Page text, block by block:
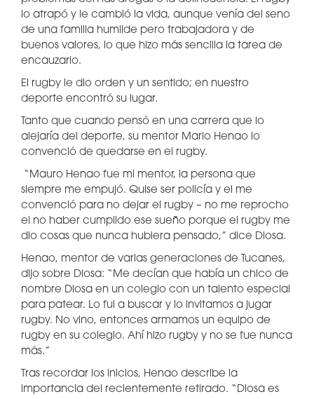
lo atrapó y le cambió la vida, aunque venía del seno
de una familia humilde pero trabajadora y de
buenos valores, lo que hizo más sencilla la tarea de
encauzarlo.
El rugby le dio orden y un sentido; en nuestro
deporte encontró su lugar.
Tanto que cuando pensó en una carrera que lo
alejaría del deporte, su mentor Mario Henao lo
convenció de quedarse en el rugby.
“Mauro Henao fue mi mentor, la persona que
siempre me empujó. Quise ser policía y el me
convenció para no dejar el rugby – no me reprocho
el no haber cumplido ese sueño porque el rugby me
dio cosas que nunca hubiera pensado,” dice Diosa.
Henao, mentor de varias generaciones de Tucanes,
dijo sobre Diosa: “Me decían que había un chico de
nombre Diosa en un colegio con un talento especial
para patear. Lo fui a buscar y lo invitamos a jugar
rugby. No vino, entonces armamos un equipo de
rugby en su colegio. Ahí hizo rugby y no se fue nunca
más.”
Tras recordar los inicios, Henao describe la
importancia del recientemente retirado. “Diosa es